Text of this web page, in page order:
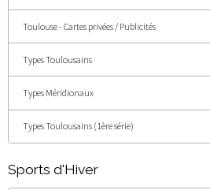
Toulouse - Cartes privées / Publicités
Types Toulousains
Types Méridionaux
Types Toulousains (1ère série)
Sports d'Hiver